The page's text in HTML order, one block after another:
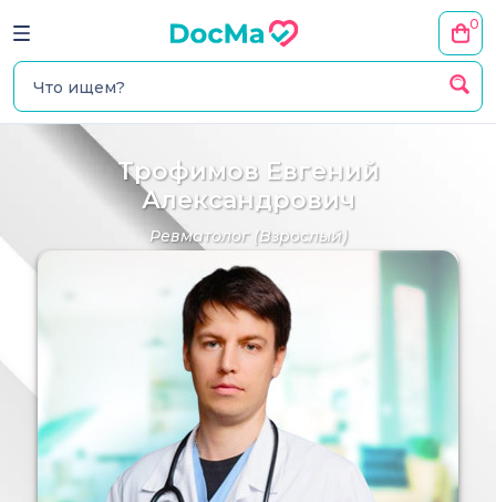
0
Трофимов Евгений
Александрович
Ревматолог(Взрослый)